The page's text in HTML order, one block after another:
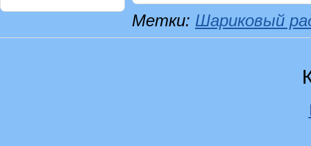
Метки: Шариковый